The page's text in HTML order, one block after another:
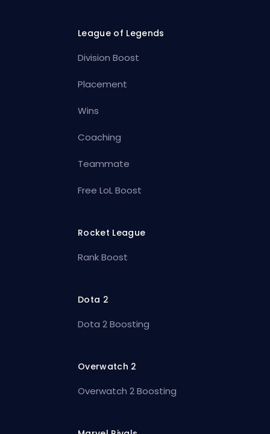
League of Legends
Division Boost
Placement
Wins
Coaching
Teammate
Free LoL Boost
Rocket League
Rank Boost
Dota 2
Dota 2 Boosting
Overwatch 2
Overwatch 2 Boosting